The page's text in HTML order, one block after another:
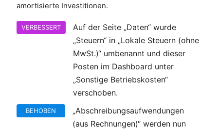
amortisierte Investitionen.
VERBESSERT
Auf der Seite „Daten“ wurde
„Steuern“ in „Lokale Steuern (ohne
MwSt.)“ umbenannt und dieser
Posten im Dashboard unter
„Sonstige Betriebskosten“
verschoben.
BEHOBEN
„Abschreibungsaufwendungen
(aus Rechnungen)“ werden nun